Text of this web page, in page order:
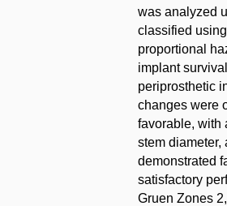
was analyzed
classified
proportional
implant
periprosthetic
changes were
favorable, with
stem
demonstrated
satisfactory
Gruen Zones